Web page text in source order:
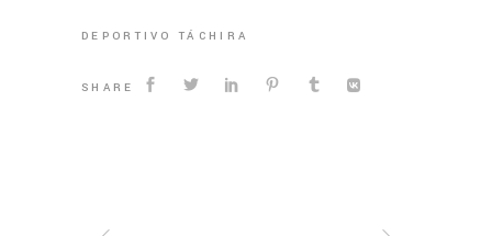
DEPORTIVO TÁCHIRA
SHARE